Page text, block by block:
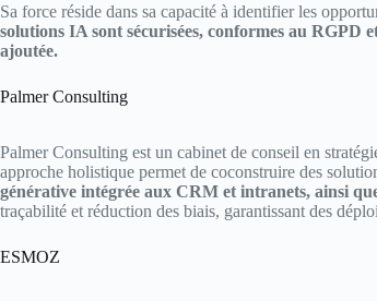
Sa force réside dans sa capacité à identifier les
solutions IA sont sécurisées, conformes au RGPD
ajoutée.​
Palmer Consulting
Palmer Consulting est un cabinet de conseil en
approche holistique permet de coconstruire des
générative intégrée aux CRM et intranets, ainsi
traçabilité et réduction des biais, garantissant des
ESMOZ